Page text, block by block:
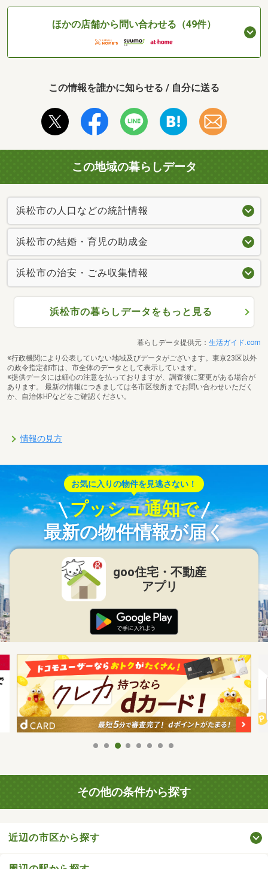
ほかの店舗から問い合わせる（49件）
この情報を誰かに知らせる / 自分に送る
この地域の暮らしデータ
浜松市の人口などの統計情報
浜松市の結婚・育児の助成金
浜松市の治安・ごみ収集情報
浜松市の暮らしデータをもっと見る
暮らしデータ提供元： 生活ガイド.com
※行政機関により公表していない地域及びデータがございます。東京23区以外
の政令指定都市は、市全体のデータとして表示しています。
※提供データには細心の注意を払っておりますが、調査後に変更がある場合が
あります。 最新の情報につきましては各市区役所までお問い合わせいただく
か、自治体HPなどをご確認ください。
情報の見方
お気に入りの物件を見逃さない！
プッシュ通知で
最新の物件情報が届く
goo住宅・不動産
アプリ
その他の条件から探す
近辺の市区から探す